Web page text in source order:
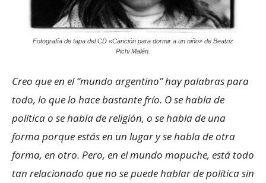
Fotografía de tapa del CD «Canción para dormir a un niño» de Beatriz
Pichi Malén.
Creo que en el “mundo argentino” hay palabras para
todo, lo que lo hace bastante frío. O se habla de
política o se habla de religión, o se habla de una
forma porque estás en un lugar y se habla de otra
forma, en otro. Pero, en el mundo mapuche, está todo
tan relacionado que no se puede hablar de política sin